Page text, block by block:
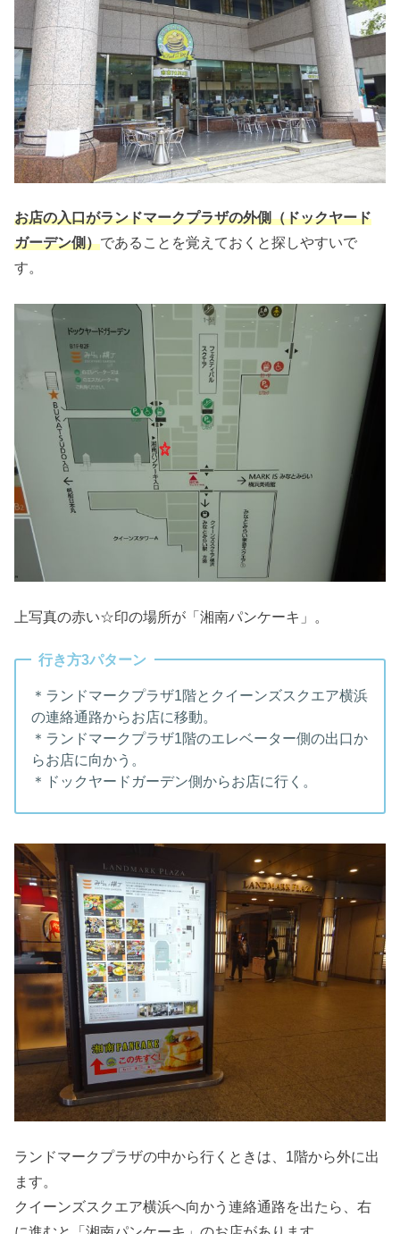
お店の入口がランドマークプラザの外側（ドックヤード
ガーデン側）であることを覚えておくと探しやすいで
す。
上写真の赤い☆印の場所が「湘南パンケーキ」。
行き方3パターン
＊ランドマークプラザ1階とクイーンズスクエア横浜
の連絡通路からお店に移動。
＊ランドマークプラザ1階のエレベーター側の出口か
らお店に向かう。
＊ドックヤードガーデン側からお店に行く。
ランドマークプラザの中から行くときは、1階から外に出
ます。
クイーンズスクエア横浜へ向かう連絡通路を出たら、右